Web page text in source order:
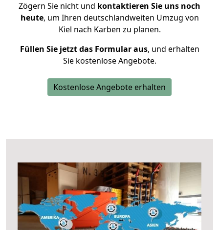
Zögern Sie nicht und kontaktieren Sie uns noch
heute, um Ihren deutschlandweiten Umzug von
Kiel nach Karben zu planen.
Füllen Sie jetzt das Formular aus, und erhalten
Sie kostenlose Angebote.
Kostenlose Angebote erhalten